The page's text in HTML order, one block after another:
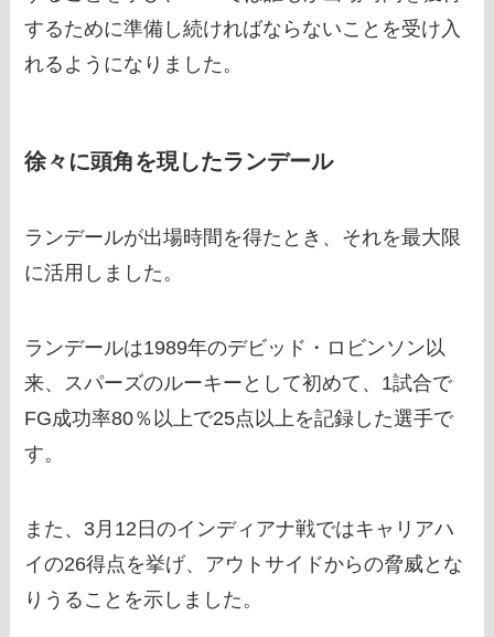
するために準備し続ければならないことを受け入
れるようになりました。
徐々に頭角を現したランデール
ランデールが出場時間を得たとき、それを最大限
に活用しました。
ランデールは1989年のデビッド・ロビンソン以
来、スパーズのルーキーとして初めて、1試合で
FG成功率80％以上で25点以上を記録した選手で
す。
また、3月12日のインディアナ戦ではキャリアハ
イの26得点を挙げ、アウトサイドからの脅威とな
りうることを示しました。